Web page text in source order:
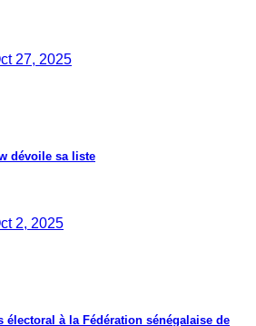
27, 2025
dévoile sa liste
2, 2025
à la Fédération sénégalaise de